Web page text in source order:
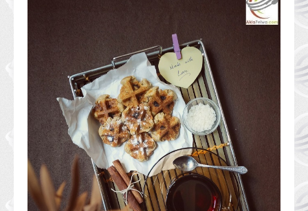
الحلويات
حلوة الأكلة
أكلة صحية